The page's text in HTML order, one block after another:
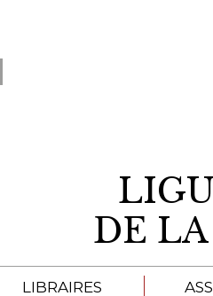
DE
LIBRAIRES